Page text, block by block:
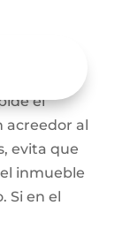
de la
el
acreedor al
evita que
inmueble
Si en el